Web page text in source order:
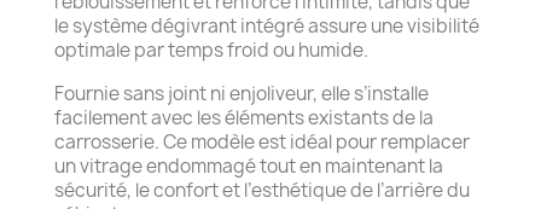
le système dégivrant intégré assure une visibilité
optimale par temps froid ou humide.
Fournie sans joint ni enjoliveur, elle s’installe
facilement avec les éléments existants de la
carrosserie. Ce modèle est idéal pour remplacer
un vitrage endommagé tout en maintenant la
sécurité, le confort et l’esthétique de l’arrière du